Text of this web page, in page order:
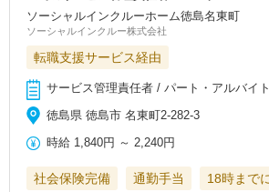
ソーシャルインクルーホーム徳島名東町
ソーシャルインクルー株式会社
転職支援サービス経由
サービス管理責任者 / パート・アルバイト
徳島県 徳島市 名東町2-282-3
時給 1,840円 ～ 2,240円
社会保険完備 通勤手当 18時まで